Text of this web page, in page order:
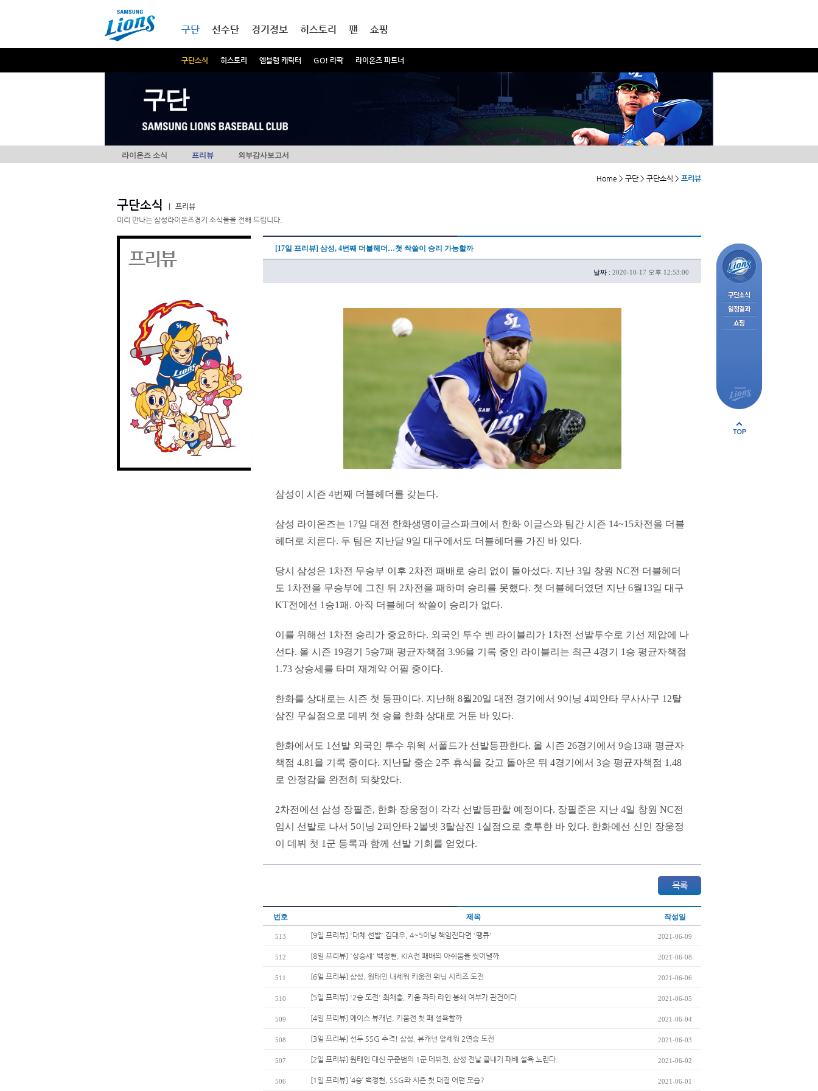
구단
구단소식 히스토리 엠블럼 캐릭터 GO! 라팍 라이온즈 파트너
선수단 경기정보 히스토리 팬 쇼핑
구단
라이온즈 소식 프리뷰 외부감사보고서
Home > 구단 > 구단소식 > 프리뷰
구단소식
프리뷰
미리 만나는 삼성라이온즈경기 소식들을 전해 드립니다.
프리뷰 [17일 프리뷰] 삼성, 4번째 더블헤더…첫 싹쓸이 승리 가능할까
날짜 : 2020-10-17 오후 12:53:00
삼성이 시즌 4번째 더블헤더를 갖는다.
삼성 라이온즈는 17일 대전 한화생명이글스파크에서 한화 이글스와 팀간 시즌 14~15차전을 더블
헤더로 치른다. 두 팀은 지난달 9일 대구에서도 더블헤더를 가진 바 있다.
당시 삼성은 1차전 무승부 이후 2차전 패배로 승리 없이 돌아섰다. 지난 3일 창원 NC전 더블헤더
도 1차전을 무승부에 그친 뒤 2차전을 패하며 승리를 못했다. 첫 더블헤더였던 지난 6월13일 대구
KT전에선 1승1패. 아직 더블헤더 싹쓸이 승리가 없다.
이를 위해선 1차전 승리가 중요하다. 외국인 투수 벤 라이블리가 1차전 선발투수로 기선 제압에 나
선다. 올 시즌 19경기 5승7패 평균자책점 3.96을 기록 중인 라이블리는 최근 4경기 1승 평균자책점
1.73 상승세를 타며 재계약 어필 중이다.
한화를 상대로는 시즌 첫 등판이다. 지난해 8월20일 대전 경기에서 9이닝 4피안타 무사사구 12탈
삼진 무실점으로 데뷔 첫 승을 한화 상대로 거둔 바 있다.
한화에서도 1선발 외국인 투수 워윅 서폴드가 선발등판한다. 올 시즌 26경기에서 9승13패 평균자
책점 4.81을 기록 중이다. 지난달 중순 2주 휴식을 갖고 돌아온 뒤 4경기에서 3승 평균자책점 1.48
로 안정감을 완전히 되찾았다.
2차전에선 삼성 장필준, 한화 장웅정이 각각 선발등판할 예정이다. 장필준은 지난 4일 창원 NC전
임시 선발로 나서 5이닝 2피안타 2볼넷 3탈삼진 1실점으로 호투한 바 있다. 한화에선 신인 장웅정
이 데뷔 첫 1군 등록과 함께 선발 기회를 얻었다.
번호 제목 작성일
513 [9일 프리뷰] '대체 선발' 김대우, 4~5이닝 책임진다면 '땡큐' 2021-06-09
512 [8일 프리뷰] '상승세' 백정현, KIA전 패배의 아쉬움을 씻어낼까 2021-06-08
511 [6일 프리뷰] 삼성, 원태인 내세워 키움전 위닝 시리즈 도전 2021-06-06
510 [5일 프리뷰] '2승 도전' 최채흥, 키움 좌타 라인 봉쇄 여부가 관건이다 2021-06-05
509 [4일 프리뷰] 에이스 뷰캐넌, 키움전 첫 패 설욕할까 2021-06-04
508 [3일 프리뷰] 선두 SSG 추격! 삼성, 뷰캐넌 앞세워 2연승 도전 2021-06-03
507 [2일 프리뷰] 원태인 대신 구준범의 1군 데뷔전, 삼성 전날 끝내기 패배 설욕 노린다.. 2021-06-02
506 [1일 프리뷰] ‘4승’ 백정현, SSG와 시즌 첫 대결 어떤 모습? 2021-06-01